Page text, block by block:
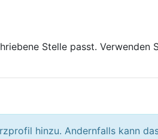
Stelle passt.
hinzu. Andernfalls kann